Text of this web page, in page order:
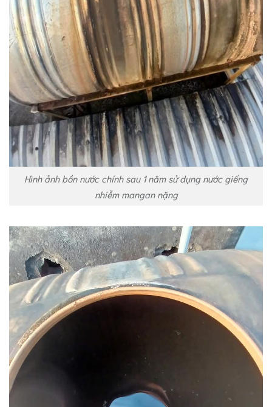
Hình ảnh bồn nước chính sau 1 năm sử dụng nước giếng
nhiễm mangan nặng